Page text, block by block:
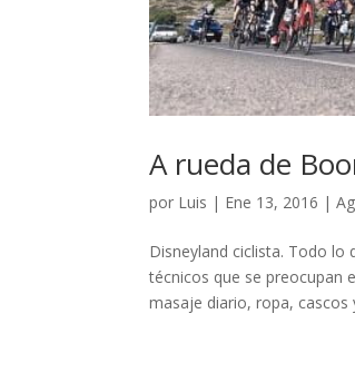
A rueda de
por Luis | Ene 13, 2016 |
Disneyland ciclista. Todo lo
técnicos que se preocupan
masaje diario, ropa, cascos